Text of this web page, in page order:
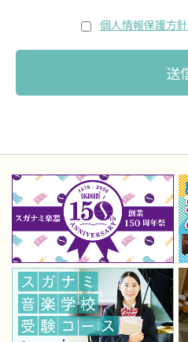
個人情報保護方針